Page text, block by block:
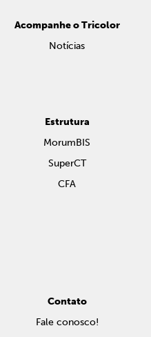
Acompanhe o Tricolor
Notícias
Estrutura
MorumBIS
SuperCT
CFA
Contato
Fale conosco!